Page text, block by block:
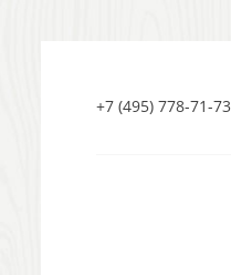
+7 (495) 778-71-73